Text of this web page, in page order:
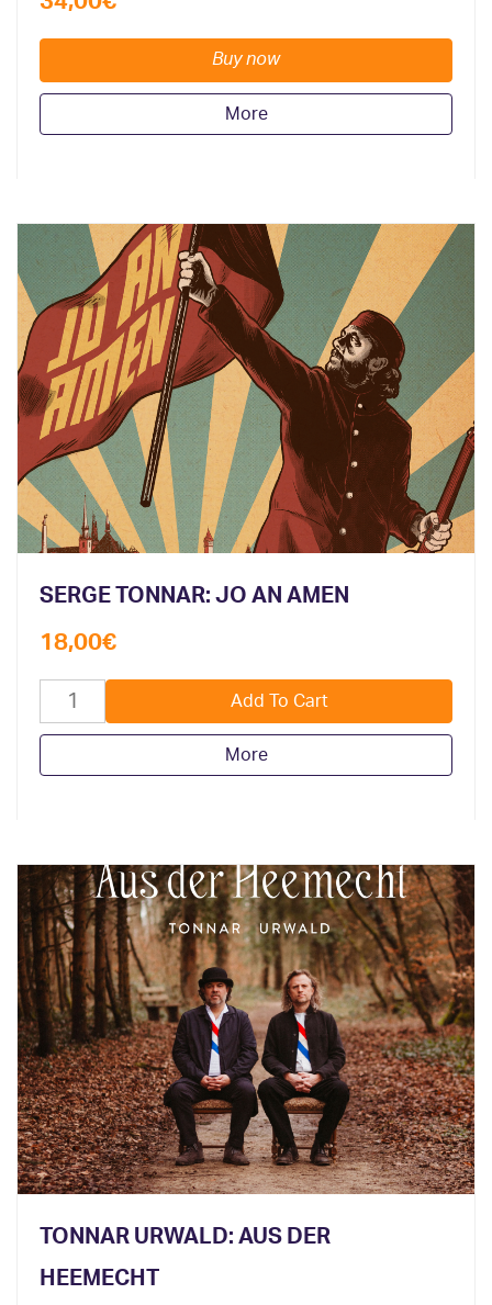
Buy now
More
SERGE TONNAR: JO AN AMEN
18,00€
More
TONNAR URWALD: AUS DER
HEEMECHT